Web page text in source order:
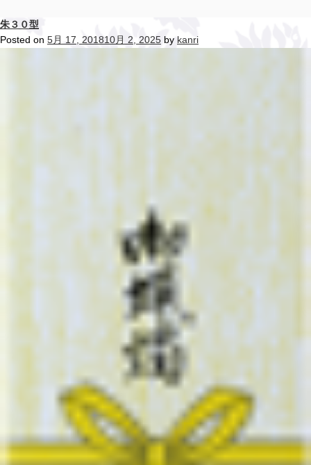
朱３０型
Posted on 5月 17, 201810月 2, 2025 by kanri